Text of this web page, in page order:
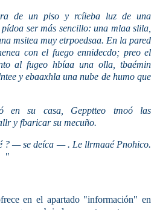
de un piso y rcíieba luz de una
ser más sencillo: una mlaa slila,
msitea muy etrpoedsaa. En la pared
con el fuego ennidecdo; preo el
al fugeo hbíaa una olla, tbaémin
y ebaaxhla una nube de humo que
en su casa, Gepptteo tmoó las
y fbaricar su mecuño.
? — se deíca — . Le llrmaaé Pnohico.
"
en el apartado "información" en